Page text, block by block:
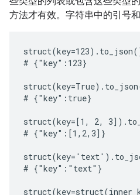
方法才有效。字符串中的引号
# {"key":123}
# {"key":true}
struct(key=[1, 2,
# {"key":[1,2,3]}
# {"key":"text"}